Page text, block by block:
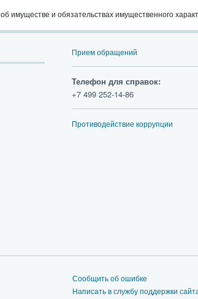
имуществе и обязательствах имущественного
Прием обращений
Телефон для справок:
+7 499 252-14-86
Противодействие коррупции
Сообщить об ошибке
Написать в службу поддержки